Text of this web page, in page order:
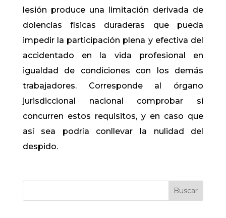
lesión produce una limitación derivada de
dolencias físicas duraderas que pueda
impedir la participación plena y efectiva del
accidentado en la vida profesional en
igualdad de condiciones con los demás
trabajadores. Corresponde al órgano
jurisdiccional nacional comprobar si
concurren estos requisitos, y en caso que
así sea podría conllevar la nulidad del
despido.
Buscar